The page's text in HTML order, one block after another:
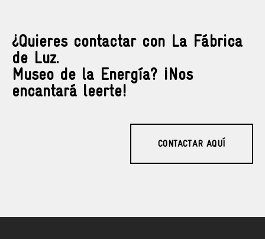
¿Quieres contactar con La Fábrica
de Luz.
Museo de la Energía? ¡Nos
encantará leerte!
CONTACTAR AQUÍ